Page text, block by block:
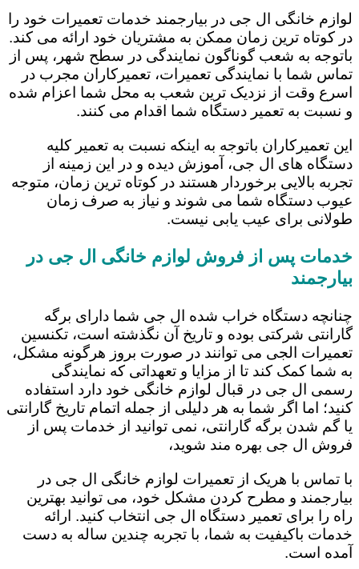
لوازم خانگی ال جی در بیارجمند خدمات تعمیرات خود را
در کوتاه ترین زمان ممکن به مشتریان خود ارائه می کند.
باتوجه به شعب گوناگون نمایندگی در سطح شهر، پس از
تماس شما با نمایندگی تعمیرات، تعمیرکاران مجرب در
اسرع وقت از نزدیک ترین شعب به محل شما اعزام شده
و نسبت به تعمیر دستگاه شما اقدام می کنند.
این تعمیرکاران باتوجه به اینکه نسبت به تعمیر کلیه
دستگاه های ال جی، آموزش دیده و در این زمینه از
تجربه بالایی برخوردار هستند در کوتاه ترین زمان، متوجه
عیوب دستگاه شما می شوند و نیاز به صرف زمان
طولانی برای عیب یابی نیست.
خدمات پس از فروش لوازم خانگی ال جی در
بیارجمند
چنانچه دستگاه خراب شده ال جی شما دارای برگه
گارانتی شرکتی بوده و تاریخ آن نگذشته است، تکنسین
تعمیرات الجی می توانند در صورت بروز هرگونه مشکل،
به شما کمک کند تا از مزایا و تعهداتی که نمایندگی
رسمی ال جی در قبال لوازم خانگی خود دارد استفاده
کنید؛ اما اگر شما به هر دلیلی از جمله اتمام تاریخ گارانتی
یا گم شدن برگه گارانتی، نمی توانید از خدمات پس از
فروش ال جی بهره مند شوید،
با تماس با هریک از تعمیرات لوازم خانگی ال جی در
بیارجمند و مطرح کردن مشکل خود، می توانید بهترین
راه را برای تعمیر دستگاه ال جی انتخاب کنید. ارائه
خدمات باکیفیت به شما، با تجربه چندین ساله به دست
آمده است.